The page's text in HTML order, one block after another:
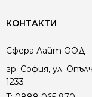
КОНТАКТИ
Сфера Лайт ООД
гр. София, ул.
1233